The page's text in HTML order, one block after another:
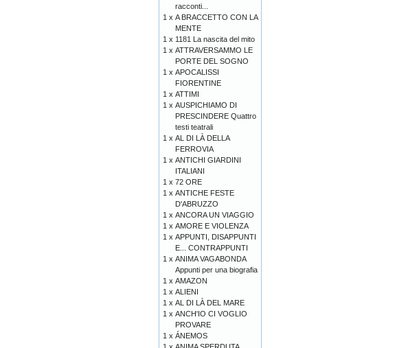
racconti...
1 x A BRACCETTO CON LA
MENTE
1 x 1181 La nascita del mito
1 x ATTRAVERSAMMO LE
PORTE DEL SOGNO
1 x APOCALISSI
FIORENTINE
1 x ATTIMI
1 x AUSPICHIAMO DI
PRESCINDERE Quattro
testi teatrali
1 x AL DI LÀ DELLA
FERROVIA
1 x ANTICHI GIARDINI
ITALIANI
1 x 72 ORE
1 x ANTICHE FESTE
D'ABRUZZO
1 x ANCORA UN VIAGGIO
1 x AMORE E VIOLENZA
1 x APPUNTI, DISAPPUNTI
E... CONTRAPPUNTI
1 x ANIMA VAGABONDA
Appunti per una biografia
1 x AMAZON
1 x ALIENI
1 x AL DI LÀ DEL MARE
1 x ANCH'IO CI VOGLIO
PROVARE
1 x ÁNEMOS